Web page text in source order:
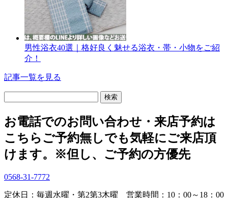
男性浴衣40選｜格好良く魅せる浴衣・帯・小物をご紹
介！
記事一覧を見る
お電話でのお問い合わせ・ 来店予約は
こちらご予約無しでも気軽にご来店頂
けます。
※但し、ご予約の方優先
0568-31-7772
定休日：毎週水曜・第2第3木曜 営業時間：10：00～18：00